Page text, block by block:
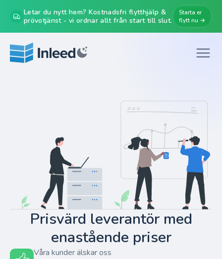
Letar du nytt hem? Kostnadsfri flytthjälp &
prövotjänst - vi ordnar allt från start till slut.
Starta er
flytt nu →
Prisvärd leverantör med
enastående priser
Våra kunder älskar oss